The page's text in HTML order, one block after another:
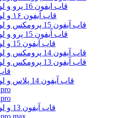
قاب ایفون 16 پرو و لوازم جانبی
قاب آیفون ۱۶ و لوازم جانبی
قاب آیفون 15 پرومکس و لوازم جانبی
قاب آیفون 15 پرو و لوازم جانبی
قاب آیفون 15 و لوازم جانبی
قاب آیفون 14 پرومکس و لوازم جانبی
قاب آیفون 13 پرومکس و لوازم جانبی
قاب
قاب آیفون 14 پلاس و لوازم جانبی
قاب آیفون 13 و لوازم جانبی
max